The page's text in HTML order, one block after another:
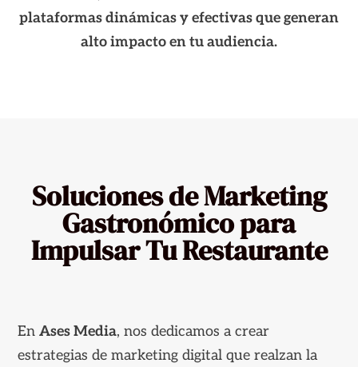
plataformas dinámicas y efectivas que generan
alto impacto en tu audiencia.
Soluciones de Marketing
Gastronómico para
Impulsar Tu Restaurante
EnAses Media, nos dedicamos a crear
estrategias de marketing digital que realzan la